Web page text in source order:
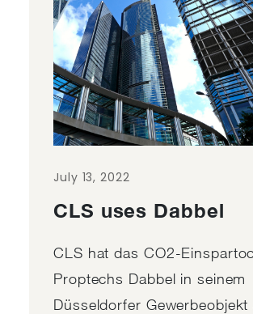
July 13, 2022
CLS uses Dabbel
CLS hat das CO2-
Proptechs Dabbel in seinem
Düsseldorfer Gewerbeobjekt